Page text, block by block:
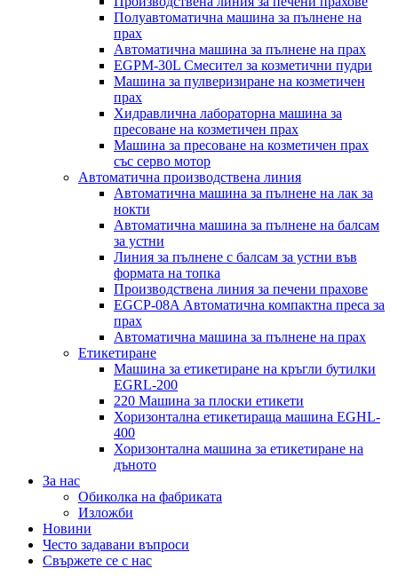
Полуавтоматична машина за пълнене на
прах
Автоматична машина за пълнене на прах
EGPM-30L Смесител за козметични пудри
Машина за пулверизиране на козметичен
прах
Хидравлична лабораторна машина за
пресоване на козметичен прах
Машина за пресоване на козметичен прах
със серво мотор
Автоматична производствена линия
Автоматична машина за пълнене на лак за
нокти
Автоматична машина за пълнене на балсам
за устни
Линия за пълнене с балсам за устни във
формата на топка
Производствена линия за печени прахове
EGCP-08A Автоматична компактна преса за
прах
Автоматична машина за пълнене на прах
Етикетиране
Машина за етикетиране на кръгли бутилки
EGRL-200
220 Машина за плоски етикети
Хоризонтална етикетираща машина EGHL-
400
Хоризонтална машина за етикетиране на
дъното
За нас
Обиколка на фабриката
Изложби
Новини
Често задавани въпроси
Свържете се с нас